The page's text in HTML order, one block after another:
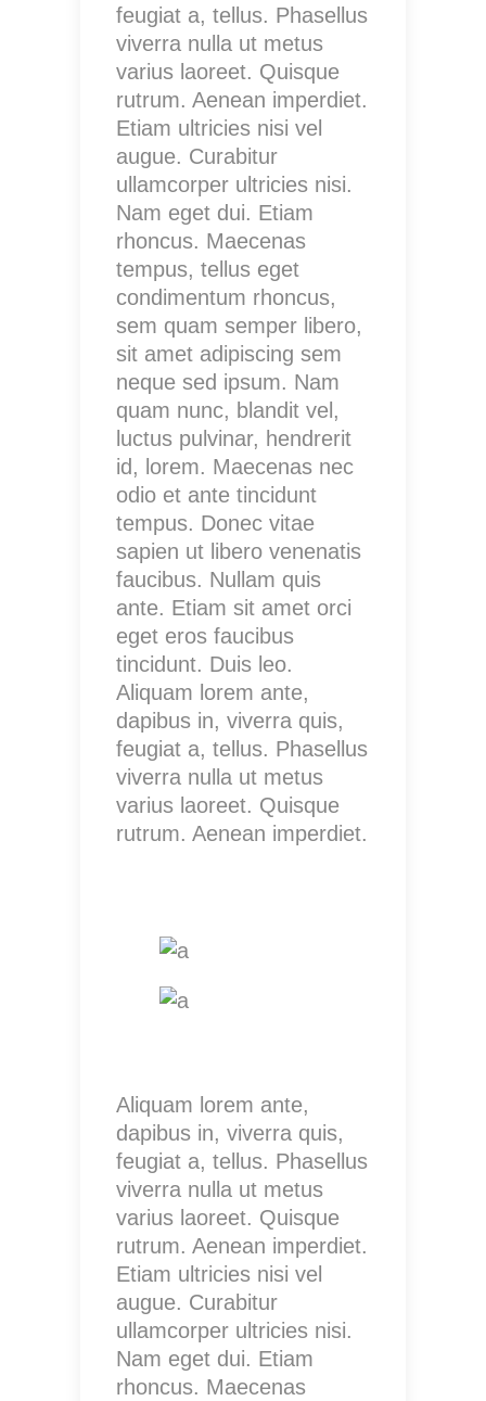
feugiat a, tellus. Phasellus
viverra nulla ut metus
varius laoreet. Quisque
rutrum. Aenean imperdiet.
Etiam ultricies nisi vel
augue. Curabitur
ullamcorper ultricies nisi.
Nam eget dui. Etiam
rhoncus. Maecenas
tempus, tellus eget
condimentum rhoncus,
sem quam semper libero,
sit amet adipiscing sem
neque sed ipsum. Nam
quam nunc, blandit vel,
luctus pulvinar, hendrerit
id, lorem. Maecenas nec
odio et ante tincidunt
tempus. Donec vitae
sapien ut libero venenatis
faucibus. Nullam quis
ante. Etiam sit amet orci
eget eros faucibus
tincidunt. Duis leo.
Aliquam lorem ante,
dapibus in, viverra quis,
feugiat a, tellus. Phasellus
viverra nulla ut metus
varius laoreet. Quisque
rutrum. Aenean imperdiet.
Aliquam lorem ante,
dapibus in, viverra quis,
feugiat a, tellus. Phasellus
viverra nulla ut metus
varius laoreet. Quisque
rutrum. Aenean imperdiet.
Etiam ultricies nisi vel
augue. Curabitur
ullamcorper ultricies nisi.
Nam eget dui. Etiam
rhoncus. Maecenas